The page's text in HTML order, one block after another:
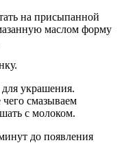
на присыпанной
маслом форму
для украшения.
смазываем
с молоком.
до появления